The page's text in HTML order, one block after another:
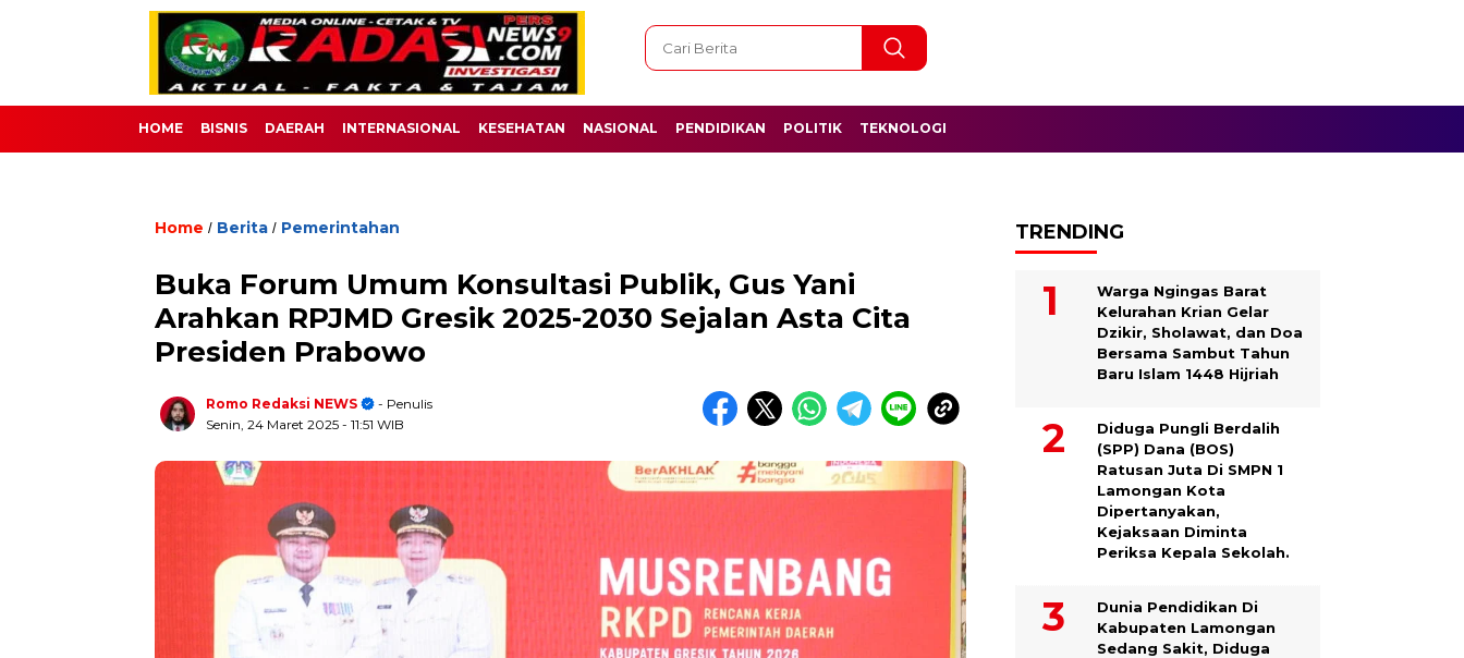
HOME BISNIS DAERAH INTERNASIONAL KESEHATAN NASIONAL PENDIDIKAN POLITIK TEKNOLOGI
Home / Berita / Pemerintahan
Buka Forum Umum Konsultasi Publik, Gus Yani
Arahkan RPJMD Gresik 2025-2030 Sejalan Asta Cita
Presiden Prabowo
Romo Redaksi NEWS
- Penulis
Senin, 24 Maret 2025 - 11:51 WIB
TRENDING
Warga Ngingas Barat
Kelurahan Krian Gelar
Dzikir, Sholawat, dan Doa
Bersama Sambut Tahun
Baru Islam 1448 Hijriah
Diduga Pungli Berdalih
(SPP) Dana (BOS)
Ratusan Juta Di SMPN 1
Lamongan Kota
Dipertanyakan,
Kejaksaan Diminta
Periksa Kepala Sekolah.
Dunia Pendidikan Di
Kabupaten Lamongan
Sedang Sakit, Diduga